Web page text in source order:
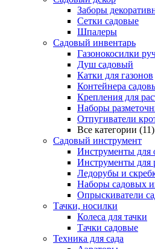
Заборы
Сетки садовые
Шпалеры
Садовый инвентарь
Газонокосилки
Душ садовый
Катки для газонов
Контейнера
Крепления для
Наборы
Отпугиватели
Все категории (11)
Садовый инструмент
Инструменты для
Инструменты для
Ледорубы и
Наборы садовых
Опрыскиватели
Тачки, носилки
Колеса для тачки
Тачки садовые
Техника для сада